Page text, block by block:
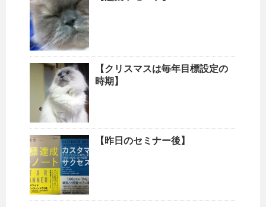
【クリスマスは毎年目標設定の
時期】
【昨日のセミナー後】